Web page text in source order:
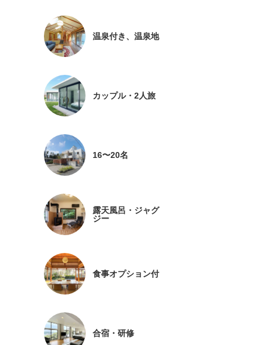
温泉付き、温泉地
カップル・2人旅
16〜20名
露天風呂・ジャグ
ジー
食事オプション付
合宿・研修